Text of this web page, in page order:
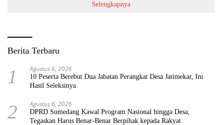
Selengkapnya
Berita Terbaru
1 Agustus 6, 2026
10 Peserta Berebut Dua Jabatan Perangkat Desa Jatimekar, Ini
Hasil Seleksinya
2 Agustus 6, 2026
DPRD Sumedang Kawal Program Nasional hingga Desa,
Tegaskan Harus Benar-Benar Berpihak kepada Rakyat